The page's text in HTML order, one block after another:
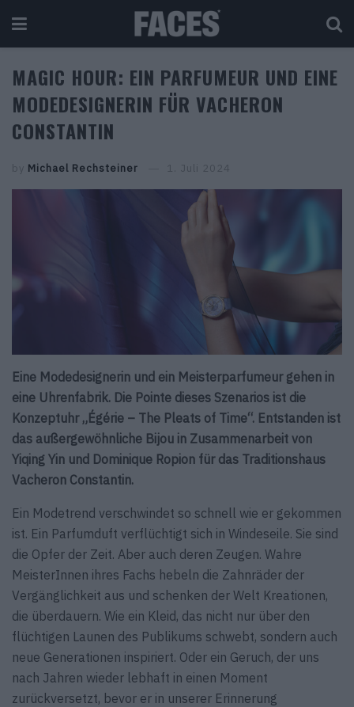
MAGIC HOUR: EIN PARFUMEUR UND EINE
MODEDESIGNERIN FÜR VACHERON
CONSTANTIN
by Michael Rechsteiner 1. Juli 2024
Eine Modedesignerin und ein Meisterparfumeur gehen in
eine Uhrenfabrik. Die Pointe dieses Szenarios ist die
Konzeptuhr „Égérie – The Pleats of Time“. Entstanden ist
das außergewöhnliche Bijou in Zusammenarbeit von
Yiqing Yin und Dominique Ropion für das Traditionshaus
Vacheron Constantin.
Ein Modetrend verschwindet so schnell wie er gekommen
ist. Ein Parfumduft verflüchtigt sich in Windeseile. Sie sind
die Opfer der Zeit. Aber auch deren Zeugen. Wahre
MeisterInnen ihres Fachs hebeln die Zahnräder der
Vergänglichkeit aus und schenken der Welt Kreationen,
die überdauern. Wie ein Kleid, das nicht nur über den
flüchtigen Launen des Publikums schwebt, sondern auch
neue Generationen inspiriert. Oder ein Geruch, der uns
nach Jahren wieder lebhaft in einen Moment
zurückversetzt, bevor er in unserer Erinnerung